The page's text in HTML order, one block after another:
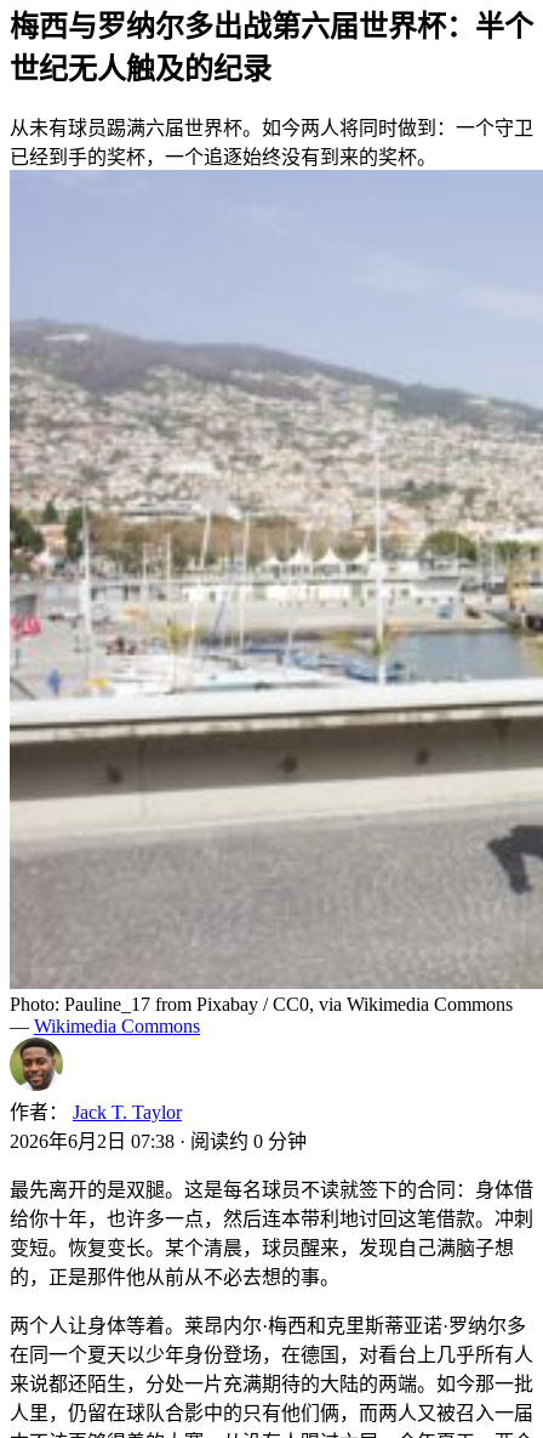
梅西与罗纳尔多出战第六届世界杯：半个
世纪无人触及的纪录
从未有球员踢满六届世界杯。如今两人将同时做到：一个守卫
已经到手的奖杯，一个追逐始终没有到来的奖杯。
Photo: Pauline_17 from Pixabay / CC0, via Wikimedia Commons
— Wikimedia Commons
作者：
Jack T. Taylor
2026年6月2日 07:38 · 阅读约 0 分钟
最先离开的是双腿。这是每名球员不读就签下的合同：身体借
给你十年，也许多一点，然后连本带利地讨回这笔借款。冲刺
变短。恢复变长。某个清晨，球员醒来，发现自己满脑子想
的，正是那件他从前从不必去想的事。
两个人让身体等着。莱昂内尔·梅西和克里斯蒂亚诺·罗纳尔多
在同一个夏天以少年身份登场，在德国，对看台上几乎所有人
来说都还陌生，分处一片充满期待的大陆的两端。如今那一批
人里，仍留在球队合影中的只有他们俩，而两人又被召入一届